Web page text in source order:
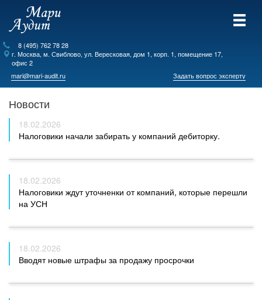
8 (495) 762 78 28
г. Москва, м. Свиблово,ул. Вересковая, дом 1, корп. 1, помещение 17,
офис 2
mari@mari-audit.ru
Задать вопрос эксперту
Новости
18.02.2026
Налоговики начали забирать у компаний дебиторку.
18.02.2026
Налоговики ждут уточненки от компаний, которые перешли
на УСН
18.02.2026
Вводят новые штрафы за продажу просрочки